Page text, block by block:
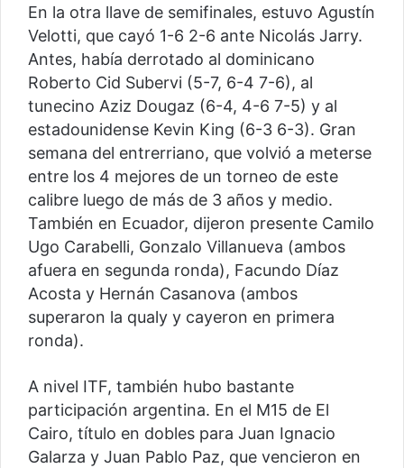
En la otra llave de semifinales, estuvo Agustín
Velotti, que cayó 1-6 2-6 ante Nicolás Jarry.
Antes, había derrotado al dominicano
Roberto Cid Subervi (5-7, 6-4 7-6), al
tunecino Aziz Dougaz (6-4, 4-6 7-5) y al
estadounidense Kevin King (6-3 6-3). Gran
semana del entrerriano, que volvió a meterse
entre los 4 mejores de un torneo de este
calibre luego de más de 3 años y medio.
También en Ecuador, dijeron presente Camilo
Ugo Carabelli, Gonzalo Villanueva (ambos
afuera en segunda ronda), Facundo Díaz
Acosta y Hernán Casanova (ambos
superaron la qualy y cayeron en primera
ronda).
A nivel ITF, también hubo bastante
participación argentina. En el M15 de El
Cairo, título en dobles para Juan Ignacio
Galarza y Juan Pablo Paz, que vencieron en